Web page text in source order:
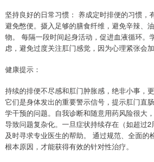
坚持良好的日常习惯： 养成定时排便的习惯，
避免憋便。摄入足够的膳食纤维，避免辛辣、
物。 每隔一段时间起身活动，促进血液循环。
虑，避免过度关注肛门感觉，因为心理紧张会
健康提示：
持续的排便不尽感和肛门肿胀感，绝非小事，
它们是身体发出的重要警示信号，提示肛门直
学干预的问题。自我诊断和随意用药风险很大
导致问题复杂化。一旦症状持续存在（如超过
及时寻求专业医生的帮助。 通过规范、全面的
根本原因，才能获得有效的针对性治疗。